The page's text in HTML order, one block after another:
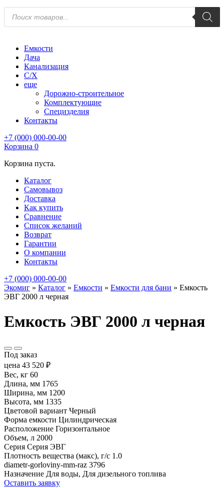
Поиск
товаров
Емкости
Дача
Канализация
С/Х
еще
Дорожно-строительное
Комплектующие
Специзделия
Контакты
+7 (000) 000-00-00
Корзина 0
Корзина пуста.
Каталог
Самовывоз
Доставка
Как купить
Сравнение
Список желаний
Возврат
Гарантии
О компании
Контакты
+7 (000) 000-00-00
Экомиг » Каталог » Емкости » Емкости для бани » Емкость
ЭВГ 2000 л черная
Емкость ЭВГ 2000 л черная
Под заказ
цена 43 520 ₽
Вес, кг 60
Длина, мм 1765
Ширина, мм 1200
Высота, мм 1335
Цветовой вариант Черный
Форма емкости Цилиндрическая
Расположение Горизонтальное
Объем, л 2000
Серия Серия ЭВГ
Плотность вещества (макс), г/с 1.0
diametr-gorloviny-mm-raz 3796
Назначение Для воды, Для дизельного топлива
Оставить заявку